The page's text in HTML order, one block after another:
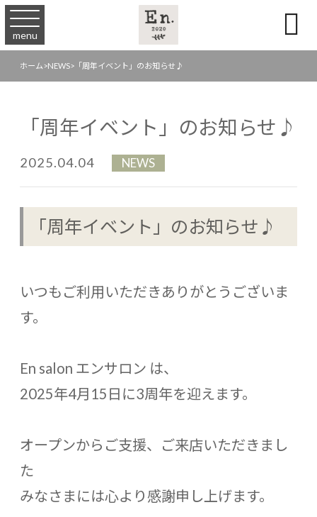
menu 
ホーム >NEWS> 「周年イベント」のお知らせ♪
「周年イベント」のお知らせ♪
2025.04.04 NEWS
「周年イベント」のお知らせ♪
いつもご利用いただきありがとうございま
す。
En salon エンサロン は、
2025年4月15日に3周年を迎えます。
オープンからご支援、ご来店いただきまし
た
みなさまには心より感謝申し上げます。